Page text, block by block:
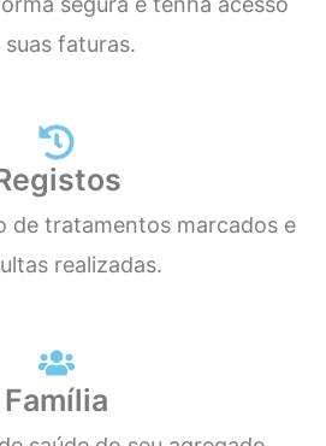
suas faturas.
de tratamentos marcados e
realizadas.
Família